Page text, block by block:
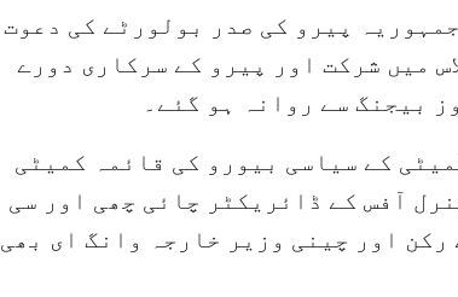
پیرو کی صدر بولورٹے کی دعوت
غیررسمی اجلاس میں شرکت اور پیرو کے سرکاری دورے
بیجنگ سے روانہ ہو گئے۔
کے سیاسی بیورو کی قائمہ کمیٹی
آفس کے ڈائریکٹر چائی چھی اور سی
اور چینی وزیر خارجہ وانگ ای بھی